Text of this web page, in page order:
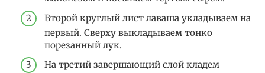
Второй круглый лист лаваша укладываем на
первый. Сверху выкладываем тонко
порезанный лук.
На третий завершающий слой кладем